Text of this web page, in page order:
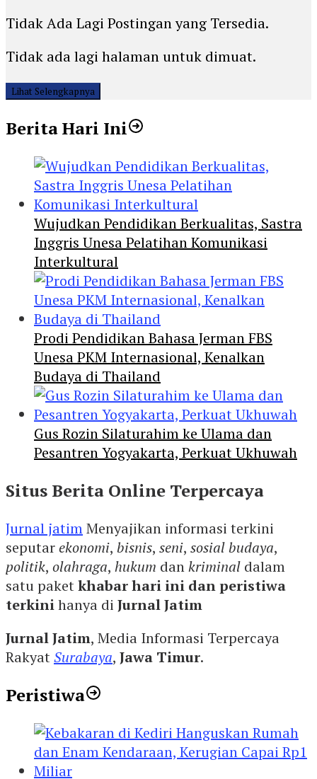
Tidak Ada Lagi Postingan yang Tersedia.
Tidak ada lagi halaman untuk dimuat.
Lihat Selengkapnya
Berita Hari Ini
Wujudkan Pendidikan Berkualitas, Sastra
Inggris Unesa Pelatihan Komunikasi
Interkultural
Prodi Pendidikan Bahasa Jerman FBS
Unesa PKM Internasional, Kenalkan
Budaya di Thailand
Gus Rozin Silaturahim ke Ulama dan
Pesantren Yogyakarta, Perkuat Ukhuwah
Situs Berita Online Terpercaya
Jurnal jatimMenyajikan informasi terkini
seputarekonomi, bisnis, seni, sosial budaya,
politik, olahraga, hukum dankriminal dalam
satu paketkhabar hari ini dan peristiwa
terkinihanya di Jurnal Jatim
Jurnal Jatim, Media Informasi Terpercaya
RakyatSurabaya, Jawa Timur.
Peristiwa